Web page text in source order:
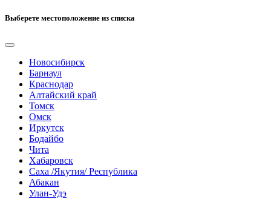
Выберете местоположение из списка
Новосибирск
Барнаул
Краснодар
Алтайский край
Томск
Омск
Иркутск
Бодайбо
Чита
Хабаровск
Саха /Якутия/ Республика
Абакан
Улан-Удэ